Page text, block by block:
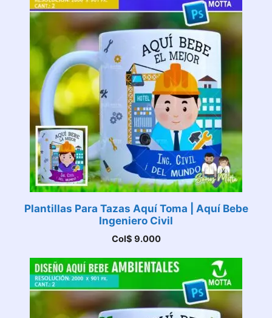
Plantillas Para Tazas Aquí Toma | Aquí Bebe
Ingeniero Civil
Col$ 9.000